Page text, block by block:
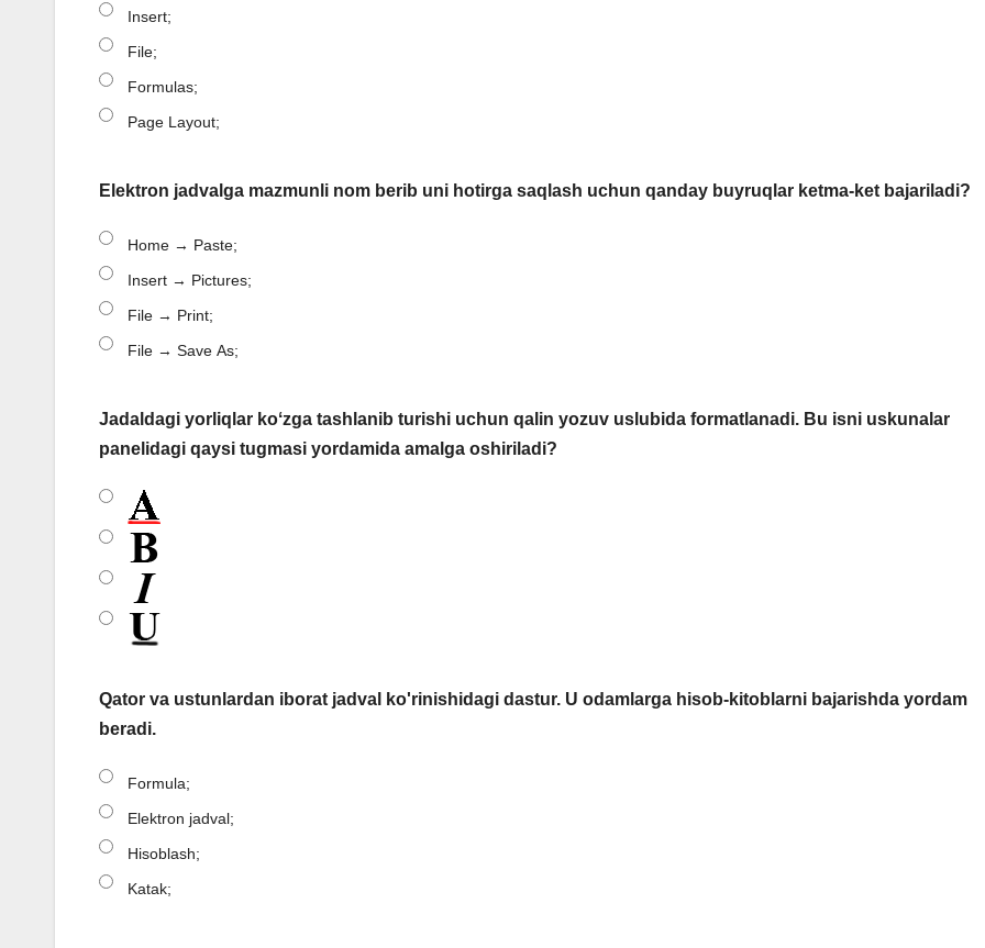
Insert;
File;
Formulas;
Page Layout;
Elektron jadvalga mazmunli nom berib uni hotirga saqlash uchun qanday buyruqlar ketma-ket bajariladi?
Home → Paste;
Insert → Pictures;
File → Print;
File → Save As;
Jadaldagi yorliqlar koʻzga tashlanib turishi uchun qalin yozuv uslubida formatlanadi. Bu isni uskunalar
panelidagi qaysi tugmasi yordamida amalga oshiriladi?
Qator va ustunlardan iborat jadval ko'rinishidagi dastur. U odamlarga hisob-kitoblarni bajarishda yordam
beradi.
Formula;
Elektron jadval;
Hisoblash;
Katak;